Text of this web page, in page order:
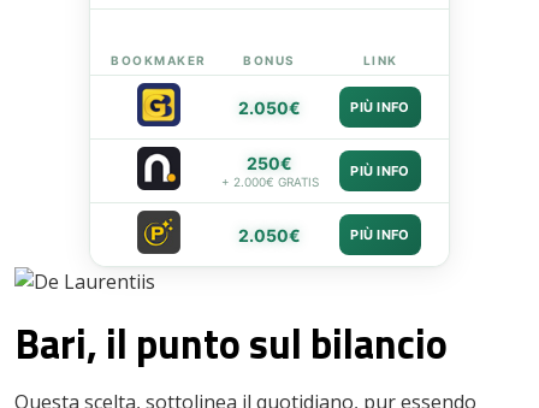
BOOKMAKER BONUS LINK
2.050€ PIÙ INFO
250€
+ 2.000€ GRATIS
PIÙ INFO
2.050€ PIÙ INFO
​Bari, il punto sul bilancio
​Questa scelta, sottolinea il quotidiano, pur essendo